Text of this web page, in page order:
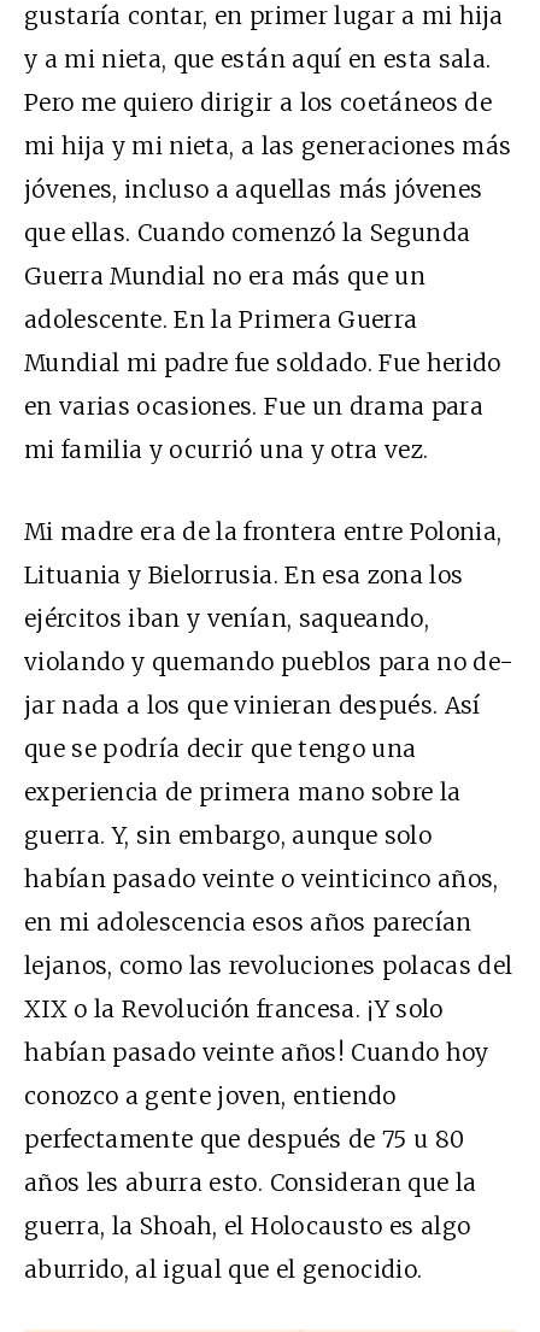
gustaría contar, en primer lugar a mi hija
y a mi nieta, que están aquí en esta sala.
Pero me quiero dirigir a los coetáneos de
mi hija y mi nieta, a las generaciones más
jóvenes, incluso a aquellas más jóvenes
que ellas. Cuando comenzó la Segunda
Guerra Mundial no era más que un
adolescente. En la Primera Guerra
Mundial mi padre fue soldado. Fue herido
en varias ocasiones. Fue un drama para
mi familia y ocurrió una y otra vez.
Mi madre era de la frontera entre Polonia,
Lituania y Bielorrusia. En esa zona los
ejércitos iban y venían, saqueando,
violando y quemando pueblos para no de-
jar nada a los que vinieran después. Así
que se podría decir que tengo una
experiencia de primera mano sobre la
guerra. Y, sin embargo, aunque solo
habían pasado veinte o veinticinco años,
en mi adolescencia esos años parecían
lejanos, como las revoluciones polacas del
XIX o la Revolución francesa. ¡Y solo
habían pasado veinte años! Cuando hoy
conozco a gente joven, entiendo
perfectamente que después de 75 u 80
años les aburra esto. Consideran que la
guerra, la Shoah, el Holocausto es algo
aburrido, al igual que el genocidio.